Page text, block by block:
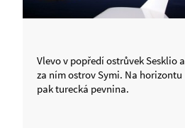
Vlevo v popředí ostrůvek Sesklio a
za ním ostrov Symi. Na horizontu
pak turecká pevnina.